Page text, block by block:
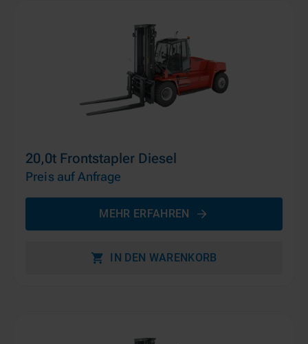
20,0t Frontstapler Diesel
Preis auf Anfrage
MEHR ERFAHREN
IN DEN WARENKORB